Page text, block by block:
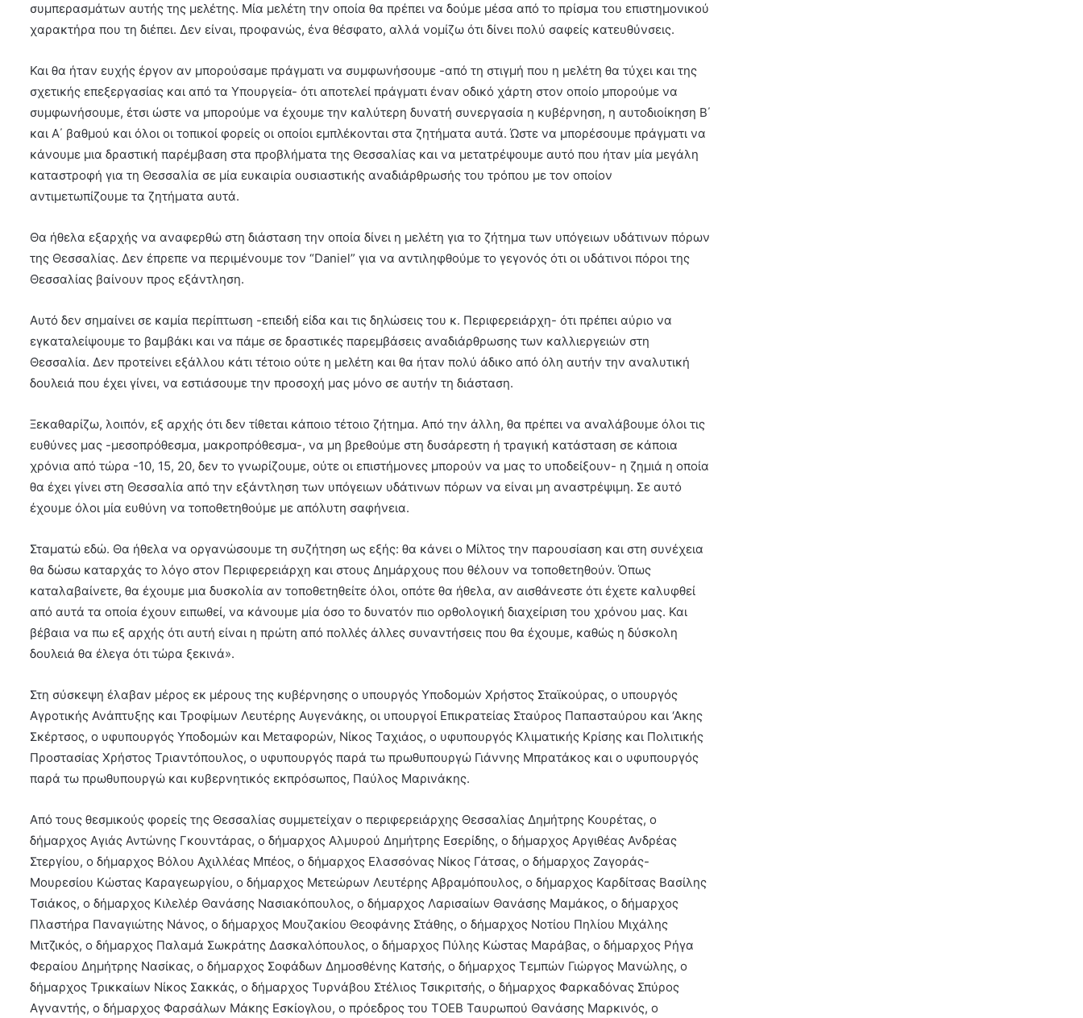
συμπερασμάτων αυτής της μελέτης. Μία μελέτη την οποία θα πρέπει να δούμε μέσα από το πρίσμα του επιστημονικού
χαρακτήρα που τη διέπει. Δεν είναι, προφανώς, ένα θέσφατο, αλλά νομίζω ότι δίνει πολύ σαφείς κατευθύνσεις.
Και θα ήταν ευχής έργον αν μπορούσαμε πράγματι να συμφωνήσουμε -από τη στιγμή που η μελέτη θα τύχει και της
σχετικής επεξεργασίας και από τα Υπουργεία- ότι αποτελεί πράγματι έναν οδικό χάρτη στον οποίο μπορούμε να
συμφωνήσουμε, έτσι ώστε να μπορούμε να έχουμε την καλύτερη δυνατή συνεργασία η κυβέρνηση, η αυτοδιοίκηση Β΄
και Α΄ βαθμού και όλοι οι τοπικοί φορείς οι οποίοι εμπλέκονται στα ζητήματα αυτά. Ώστε να μπορέσουμε πράγματι να
κάνουμε μια δραστική παρέμβαση στα προβλήματα της Θεσσαλίας και να μετατρέψουμε αυτό που ήταν μία μεγάλη
καταστροφή για τη Θεσσαλία σε μία ευκαιρία ουσιαστικής αναδιάρθρωσής του τρόπου με τον οποίον
αντιμετωπίζουμε τα ζητήματα αυτά.
Θα ήθελα εξαρχής να αναφερθώ στη διάσταση την οποία δίνει η μελέτη για το ζήτημα των υπόγειων υδάτινων πόρων
της Θεσσαλίας. Δεν έπρεπε να περιμένουμε τον “Daniel” για να αντιληφθούμε το γεγονός ότι οι υδάτινοι πόροι της
Θεσσαλίας βαίνουν προς εξάντληση.
Αυτό δεν σημαίνει σε καμία περίπτωση -επειδή είδα και τις δηλώσεις του κ. Περιφερειάρχη- ότι πρέπει αύριο να
εγκαταλείψουμε το βαμβάκι και να πάμε σε δραστικές παρεμβάσεις αναδιάρθρωσης των καλλιεργειών στη
Θεσσαλία. Δεν προτείνει εξάλλου κάτι τέτοιο ούτε η μελέτη και θα ήταν πολύ άδικο από όλη αυτήν την αναλυτική
δουλειά που έχει γίνει, να εστιάσουμε την προσοχή μας μόνο σε αυτήν τη διάσταση.
Ξεκαθαρίζω, λοιπόν, εξ αρχής ότι δεν τίθεται κάποιο τέτοιο ζήτημα. Από την άλλη, θα πρέπει να αναλάβουμε όλοι τις
ευθύνες μας -μεσοπρόθεσμα, μακροπρόθεσμα-, να μη βρεθούμε στη δυσάρεστη ή τραγική κατάσταση σε κάποια
χρόνια από τώρα -10, 15, 20, δεν το γνωρίζουμε, ούτε οι επιστήμονες μπορούν να μας το υποδείξουν- η ζημιά η οποία
θα έχει γίνει στη Θεσσαλία από την εξάντληση των υπόγειων υδάτινων πόρων να είναι μη αναστρέψιμη. Σε αυτό
έχουμε όλοι μία ευθύνη να τοποθετηθούμε με απόλυτη σαφήνεια.
Σταματώ εδώ. Θα ήθελα να οργανώσουμε τη συζήτηση ως εξής: θα κάνει ο Μίλτος την παρουσίαση και στη συνέχεια
θα δώσω καταρχάς το λόγο στον Περιφερειάρχη και στους Δημάρχους που θέλουν να τοποθετηθούν. Όπως
καταλαβαίνετε, θα έχουμε μια δυσκολία αν τοποθετηθείτε όλοι, οπότε θα ήθελα, αν αισθάνεστε ότι έχετε καλυφθεί
από αυτά τα οποία έχουν ειπωθεί, να κάνουμε μία όσο το δυνατόν πιο ορθολογική διαχείριση του χρόνου μας. Και
βέβαια να πω εξ αρχής ότι αυτή είναι η πρώτη από πολλές άλλες συναντήσεις που θα έχουμε, καθώς η δύσκολη
δουλειά θα έλεγα ότι τώρα ξεκινά».
Στη σύσκεψη έλαβαν μέρος εκ μέρους της κυβέρνησης ο υπουργός Υποδομών Χρήστος Σταϊκούρας, ο υπουργός
Αγροτικής Ανάπτυξης και Τροφίμων Λευτέρης Αυγενάκης, οι υπουργοί Επικρατείας Σταύρος Παπασταύρου και ‘Ακης
Σκέρτσος, ο υφυπουργός Υποδομών και Μεταφορών, Νίκος Ταχιάος, ο υφυπουργός Κλιματικής Κρίσης και Πολιτικής
Προστασίας Χρήστος Τριαντόπουλος, ο υφυπουργός παρά τω πρωθυπουργώ Γιάννης Μπρατάκος και o υφυπουργός
παρά τω πρωθυπουργώ και κυβερνητικός εκπρόσωπος, Παύλος Μαρινάκης.
Από τους θεσμικούς φορείς της Θεσσαλίας συμμετείχαν ο περιφερειάρχης Θεσσαλίας Δημήτρης Κουρέτας, ο
δήμαρχος Αγιάς Αντώνης Γκουντάρας, ο δήμαρχος Αλμυρού Δημήτρης Εσερίδης, ο δήμαρχος Αργιθέας Ανδρέας
Στεργίου, ο δήμαρχος Βόλου Αχιλλέας Μπέος, ο δήμαρχος Ελασσόνας Νίκος Γάτσας, ο δήμαρχος Ζαγοράς-
Μουρεσίου Κώστας Καραγεωργίου, ο δήμαρχος Μετεώρων Λευτέρης Αβραμόπουλος, ο δήμαρχος Καρδίτσας Βασίλης
Τσιάκος, ο δήμαρχος Κιλελέρ Θανάσης Νασιακόπουλος, ο δήμαρχος Λαρισαίων Θανάσης Μαμάκος, ο δήμαρχος
Πλαστήρα Παναγιώτης Νάνος, ο δήμαρχος Μουζακίου Θεοφάνης Στάθης, ο δήμαρχος Νοτίου Πηλίου Μιχάλης
Μιτζικός, ο δήμαρχος Παλαμά Σωκράτης Δασκαλόπουλος, ο δήμαρχος Πύλης Κώστας Μαράβας, ο δήμαρχος Ρήγα
Φεραίου Δημήτρης Νασίκας, ο δήμαρχος Σοφάδων Δημοσθένης Κατσής, ο δήμαρχος Τεμπών Γιώργος Μανώλης, o
δήμαρχος Τρικκαίων Νίκος Σακκάς, ο δήμαρχος Τυρνάβου Στέλιος Τσικριτσής, ο δήμαρχος Φαρκαδόνας Σπύρος
Αγναντής, ο δήμαρχος Φαρσάλων Μάκης Εσκίογλου, ο πρόεδρος του ΤΟΕΒ Ταυρωπού Θανάσης Μαρκινός, ο